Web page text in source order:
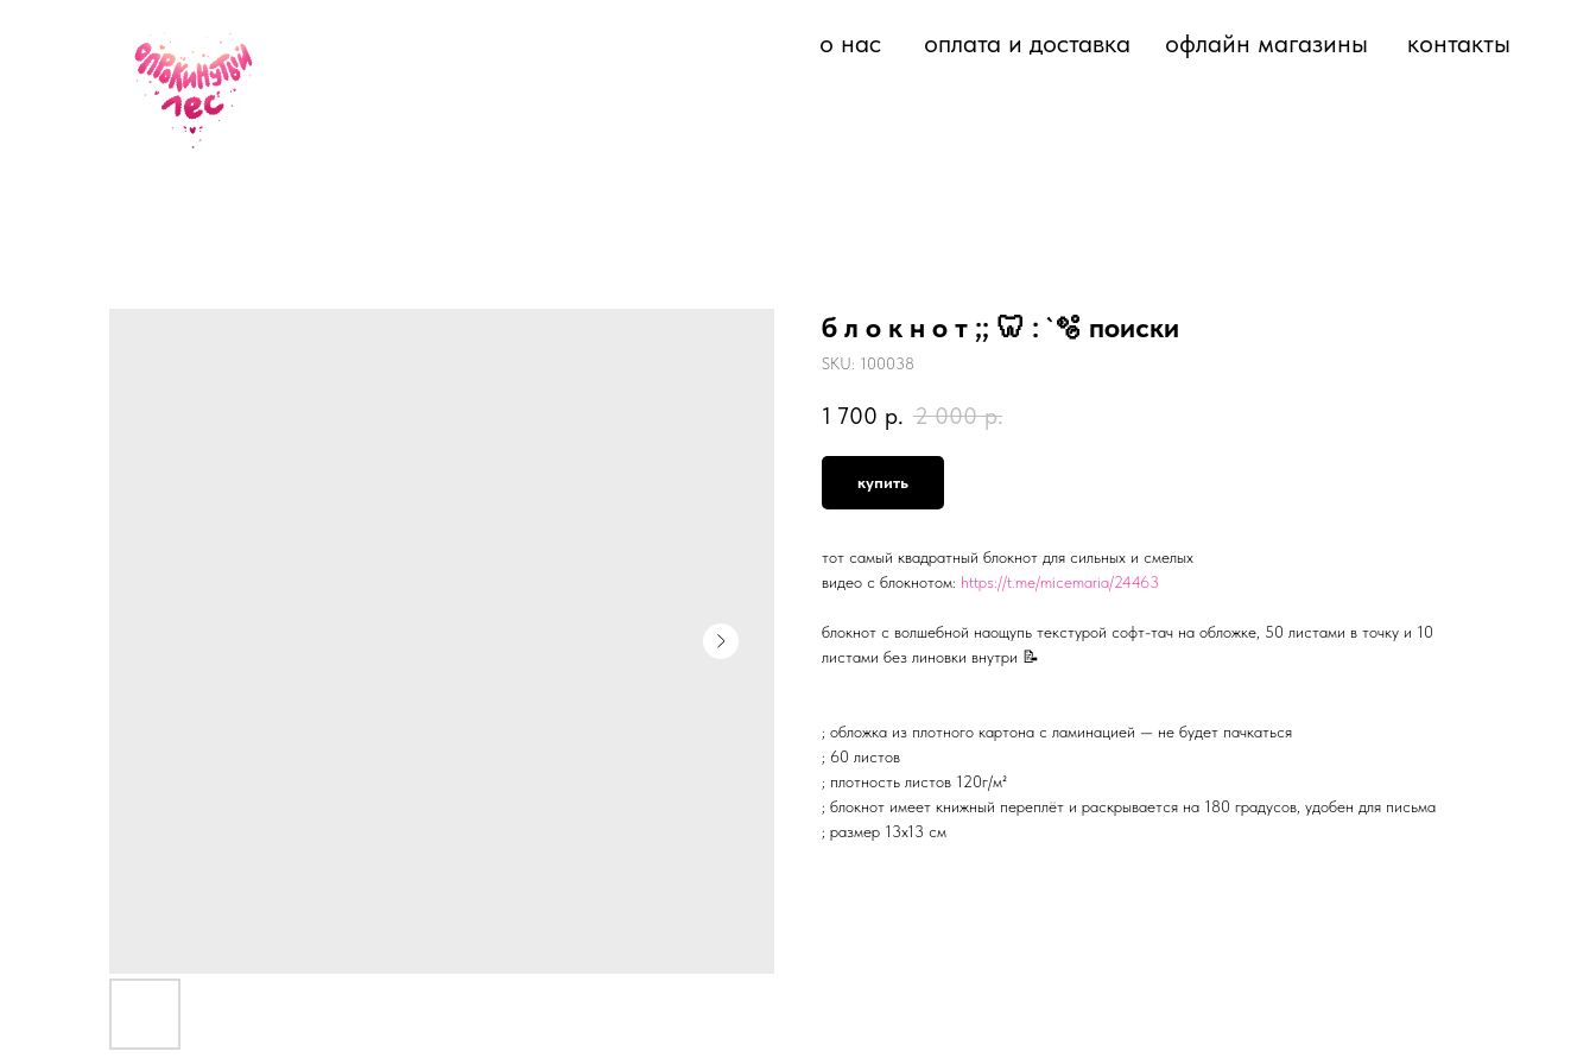
о нас оплата и доставка офлайн магазины контакты
б л о к н о т ;; 🦷 : `🫧 поиски
SKU: 100038
1 700 р. 2 000 р.
купить
тот самый квадратный блокнот для сильных и смелых
видео с блокнотом: https://t.me/micemaria/24463
блокнот с волшебной наощупь текстурой софт-тач на обложке, 50 листами в точку и 10
листами без линовки внутри 📝
; обложка из плотного картона с ламинацией — не будет пачкаться
; 60 листов
; плотность листов 120г/м²
; блокнот имеет книжный переплёт и раскрывается на 180 градусов, удобен для письма
; размер 13х13 см